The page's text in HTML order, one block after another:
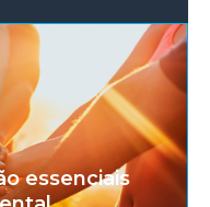
essenciais